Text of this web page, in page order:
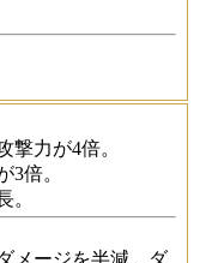
撃力が4倍。
3倍。
。
メージを半減、ダ